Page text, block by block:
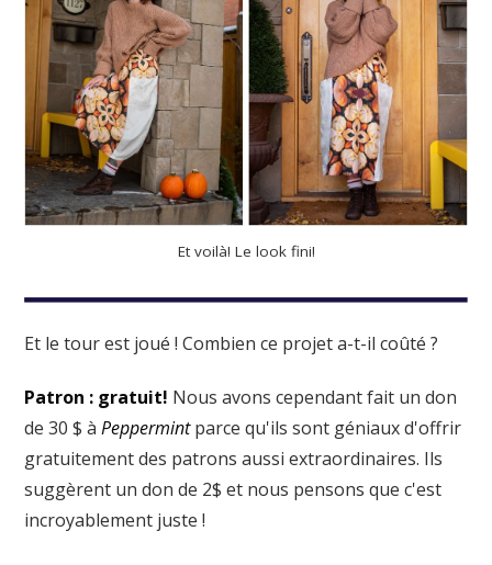
Et voilà! Le look fini!
Et le tour est joué ! Combien ce projet a-t-il coûté ?
Patron : gratuit! Nous avons cependant fait un don
de 30 $ àPeppermintparce qu'ils sont géniaux d'offrir
gratuitement des patrons aussi extraordinaires. Ils
suggèrent un don de 2$ et nous pensons que c'est
incroyablement juste !